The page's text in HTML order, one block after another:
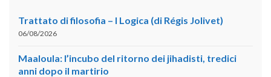
Trattato di filosofia – I Logica (di Régis Jolivet)
06/08/2026
Maaloula: l’incubo del ritorno dei jihadisti, tredici
anni dopo il martirio